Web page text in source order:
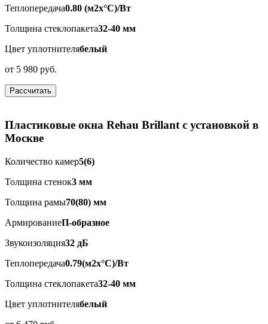
Теплопередача0.80 (м2x°C)/Вт
Толщина стеклопакета32-40 мм
Цвет уплотнителябелый
от 5 980 руб.
Рассчитать
Пластиковые окна Rehau Brillant с установкой в
Москве
Количество камер5(6)
Толщина стенок3 мм
Толщина рамы70(80) мм
АрмированиеП-образное
Звукоизоляция32 дБ
Теплопередача0.79(м2x°C)/Вт
Толщина стеклопакета32-40 мм
Цвет уплотнителябелый